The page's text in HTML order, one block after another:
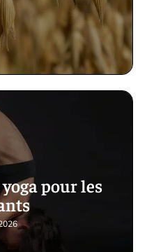
pour les